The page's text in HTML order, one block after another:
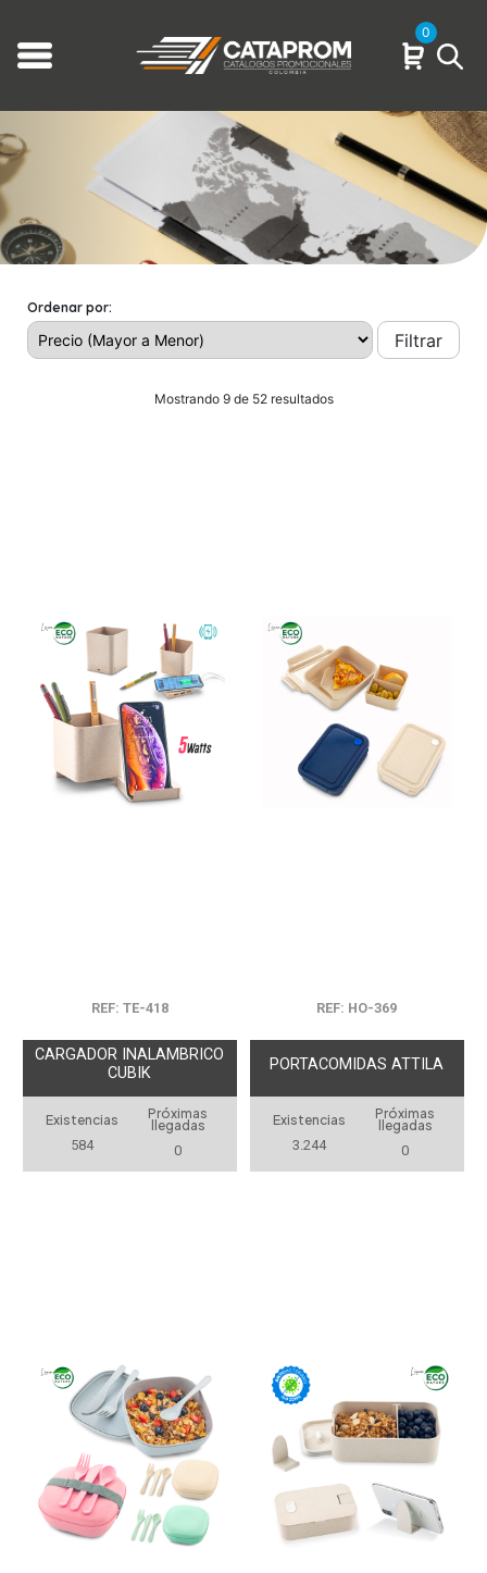
0
Ordenar por:
Filtrar
Mostrando 9 de 52 resultados
REF: TE-418
CARGADOR INALAMBRICO
CUBIK
Existencias
584
Próximas
llegadas
0
REF: HO-369
PORTACOMIDAS ATTILA
Existencias
3.244
Próximas
llegadas
0